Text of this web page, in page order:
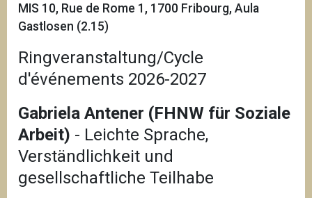
MIS 10, Rue de Rome 1, 1700 Fribourg, Aula
Gastlosen (2.15)
Ringveranstaltung/Cycle
d'événements 2026-2027
Gabriela Antener (FHNW für Soziale
Arbeit) - Leichte Sprache,
Verständlichkeit und
gesellschaftliche Teilhabe